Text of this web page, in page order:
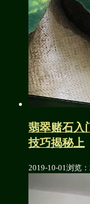
翡翠赌石入
技巧揭秘上
2019-10-01浏览